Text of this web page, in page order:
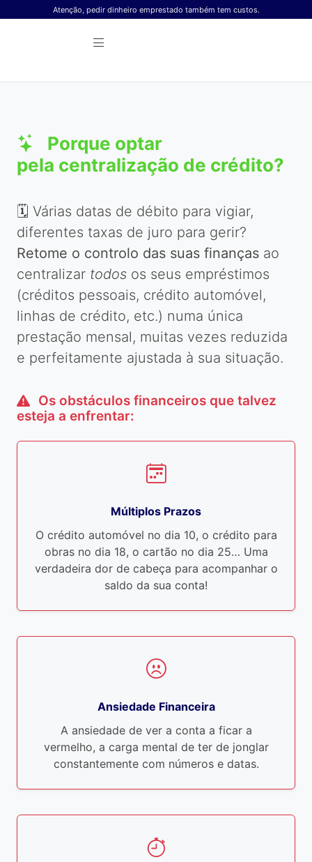
Skip to contentAtenção, pedir dinheiro emprestado também tem custos.
Porque optar
pela centralização de crédito?
🗓️ Várias datas de débito para vigiar,
diferentes taxas de juro para gerir?
Retome o controlo das suas finanças ao
centralizar todos os seus empréstimos
(créditos pessoais, crédito automóvel,
linhas de crédito, etc.) numa única
prestação mensal, muitas vezes reduzida
e perfeitamente ajustada à sua situação.
Os obstáculos financeiros que talvez
esteja a enfrentar:
Múltiplos Prazos
O crédito automóvel no dia 10, o crédito para
obras no dia 18, o cartão no dia 25… Uma
verdadeira dor de cabeça para acompanhar o
saldo da sua conta!
Ansiedade Financeira
A ansiedade de ver a conta a ficar a
vermelho, a carga mental de ter de jonglar
constantemente com números e datas.